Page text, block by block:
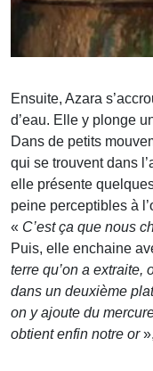
Ensuite, Azara
d’eau. Elle y plonge
Dans de petits
qui se trouvent dans
elle présente
peine perceptibles à
« C’est ça que nous
Puis, elle enchaine
terre qu’on a extraite,
dans un deuxième
on y ajoute du
obtient enfin notre or